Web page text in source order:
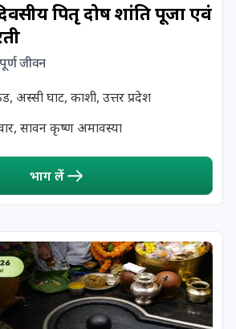
Nag Pancham *Gujarati
Simha Sankranti
Kalki Jayanti
Mangala Gauri Vrat
Skanda Sashti
Tulsidas Jayanti
पितृ दोष शांति पूजा एवं
जीवन
अस्सी घाट, काशी, उत्तर प्रदेश
सावन कृष्ण अमावस्या
भाग लें